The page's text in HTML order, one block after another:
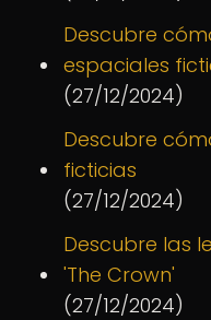
Descubre
espaciales
(27/12/2024)
Descubre
ficticias
(27/12/2024)
Descubre las
'The Crown'
(27/12/2024)